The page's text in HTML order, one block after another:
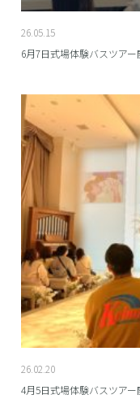
26.05.15
6月7日式場体験バスツアー
26.02.20
4月5日式場体験バスツアー